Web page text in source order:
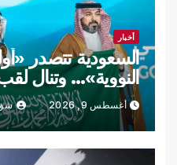
أخبار
السعودية تتصدر
النووية»… وتنال
أغسطس 9, 2026